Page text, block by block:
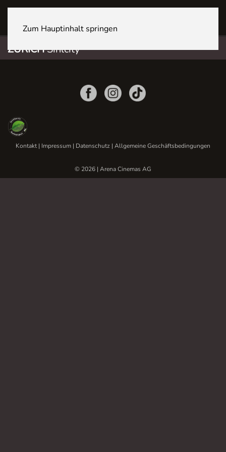
Zum Hauptinhalt springen
ZÜRICHSihlcity
Kontakt| Impressum | Datenschutz | Allgemeine Geschäftsbedingungen
© 2026 | Arena Cinemas AG